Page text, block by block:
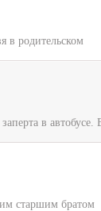
в родительском
в автобусе.
старшим братом